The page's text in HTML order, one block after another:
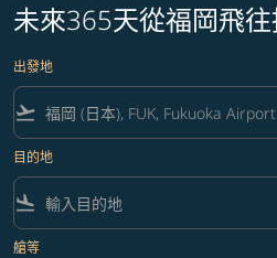
未來365天從福岡飛
出發地
flight_takeoff
目的地
flight_land
艙等